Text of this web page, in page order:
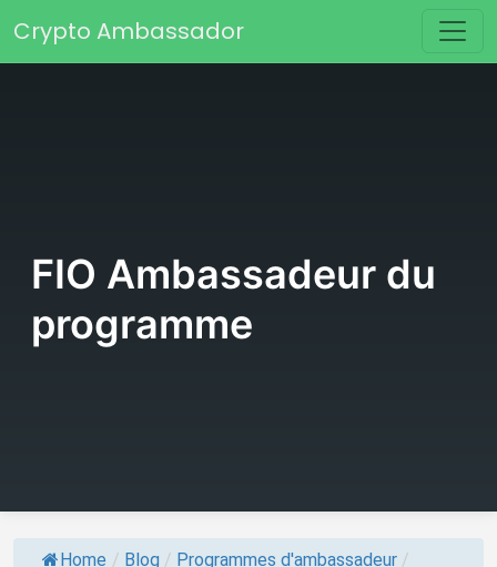
Navigation principale
Crypto Ambassador
FIO Ambassadeur du
programme
Home / Blog / Programmes d'ambassadeur /